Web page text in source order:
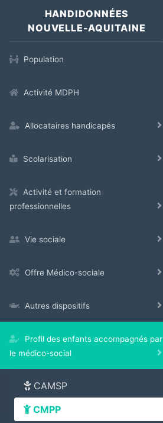
HANDIDONNÉES
NOUVELLE-AQUITAINE
Population
Activité MDPH
Allocataires handicapés
Scolarisation
Activité et formation
professionnelles
Vie sociale
Offre Médico-sociale
Autres dispositifs
Profil des enfants accompagnés par
le médico-social
CAMSP
CMPP